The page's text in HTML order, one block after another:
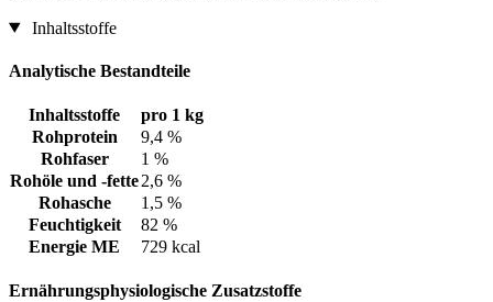
Inhaltsstoffe
Analytische Bestandteile
Inhaltsstoffe
pro 1 kg
Rohprotein
9,4 %
Rohfaser
1 %
Rohöle und -fette2,6 %
Rohasche
1,5 %
Feuchtigkeit
82 %
Energie ME
729 kcal
Ernährungsphysiologische Zusatzstoffe